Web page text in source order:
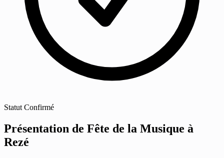
Statut Confirmé
Présentation de Fête de la Musique à
Rezé